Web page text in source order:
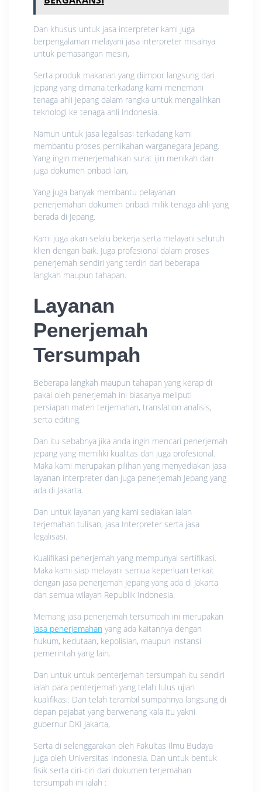
Dan khusus untuk jasa interpreter kami juga
berpengalaman melayani jasa interpreter misalnya
untuk pemasangan mesin,
Serta produk makanan yang diimpor langsung dari
Jepang yang dimana terkadang kami menemani
tenaga ahli Jepang dalam rangka untuk mengalihkan
teknologi ke tenaga ahli Indonesia.
Namun untuk jasa legalisasi terkadang kami
membantu proses pernikahan warganegara Jepang.
Yang ingin menerjemahkan surat ijin menikah dan
juga dokumen pribadi lain,
Yang juga banyak membantu pelayanan
penerjemahan dokumen pribadi milik tenaga ahli yang
berada di Jepang.
Kami juga akan selalu bekerja serta melayani seluruh
klien dengan baik. Juga profesional dalam proses
penerjemah sendiri yang terdiri dari beberapa
langkah maupun tahapan.
Layanan
Penerjemah
Tersumpah
Beberapa langkah maupun tahapan yang kerap di
pakai oleh penerjemah ini biasanya meliputi
persiapan materi terjemahan, translation analisis,
serta editing.
Dan itu sebabnya jika anda ingin mencari penerjemah
jepang yang memiliki kualitas dan juga profesional.
Maka kami merupakan pilihan yang menyediakan jasa
layanan interpreter dan juga penerjemah Jepang yang
ada di Jakarta.
Dan untuk layanan yang kami sediakan ialah
terjemahan tulisan, jasa Interpreter serta jasa
legalisasi.
Kualifikasi penerjemah yang mempunyai sertifikasi.
Maka kami siap melayani semua keperluan terkait
dengan jasa penerjemah Jepang yang ada di Jakarta
dan semua wilayah Republik Indonesia.
Memang jasa penerjemah tersumpah ini merupakan
jasa penerjemahan yang ada kaitannya dengan
hukum, kedutaan, kepolisian, maupun instansi
pemerintah yang lain.
Dan untuk untuk penterjemah tersumpah itu sendiri
ialah para penterjemah yang telah lulus ujian
kualifikasi. Dan telah terambil sumpahnya langsung di
depan pejabat yang berwenang kala itu yakni
gubernur DKI Jakarta,
Serta di selenggarakan oleh Fakultas Ilmu Budaya
juga oleh Universitas Indonesia. Dan untuk bentuk
fisik serta ciri-ciri dari dokumen terjemahan
tersumpah ini ialah :